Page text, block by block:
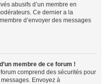
abusifs d’un membre en
Ce dernier a la
d’envoyer des messages
membre de ce forum !
comprend des sécurités pour
Envoyez à